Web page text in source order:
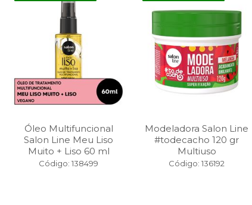
Óleo Multifuncional
Salon Line Meu Liso
Muito + Liso 60 ml
Código: 138499
Modeladora Salon Line
#todecacho 120 gr
Multiuso
Código: 136192